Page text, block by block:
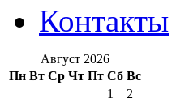
Контакты
Август 2026
Пн Вт Ср Чт Пт Сб Вс
1
2